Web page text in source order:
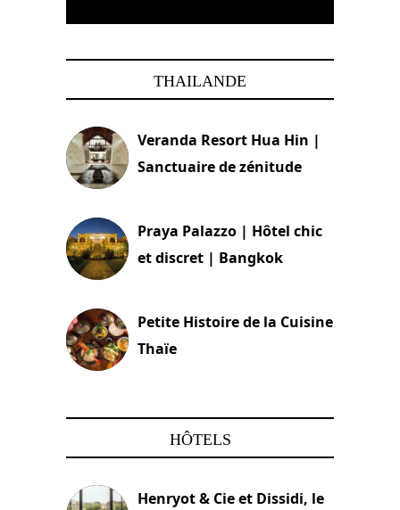
THAILANDE
Veranda Resort Hua Hin |
Sanctuaire de zénitude
Praya Palazzo | Hôtel chic
et discret | Bangkok
Petite Histoire de la Cuisine
Thaïe
HÔTELS
Henryot & Cie et Dissidi, le